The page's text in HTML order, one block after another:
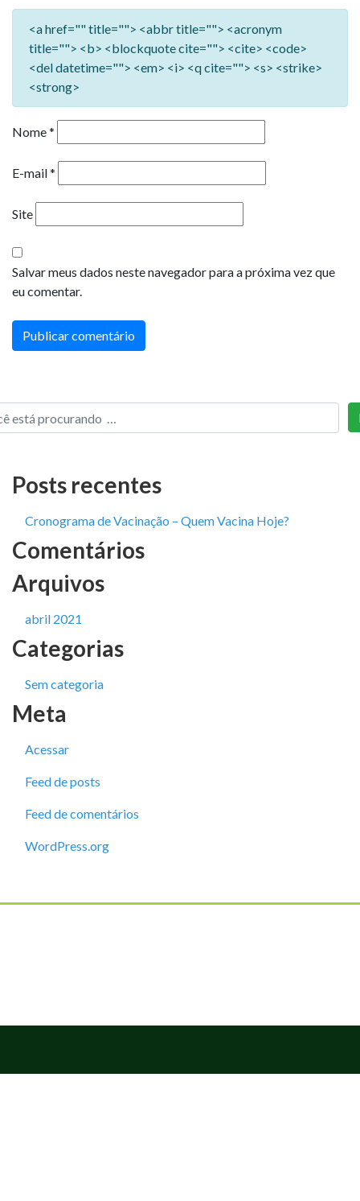
<a href="" title=""> <abbr title=""> <acronym
title=""> <b> <blockquote cite=""> <cite> <code>
<del datetime=""> <em> <i> <q cite=""> <s> <strike>
<strong>
Nome*
E-mail*
Site
Salvar meus dados neste navegador para a próxima vez que
eu comentar.
Posts recentes
Cronograma de Vacinação – Quem Vacina Hoje?
Comentários
Arquivos
abril 2021
Categorias
Sem categoria
Meta
Acessar
Feed de posts
Feed de comentários
WordPress.org